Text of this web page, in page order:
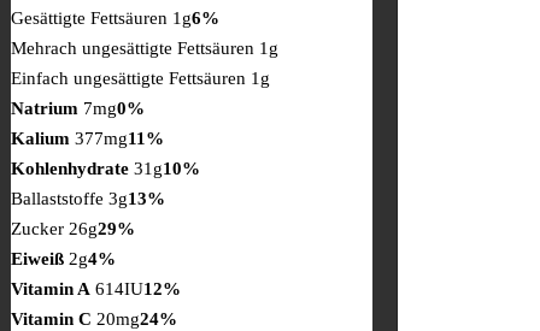
Gesättigte Fettsäuren 1g6%
Mehrach ungesättigte Fettsäuren 1g
Einfach ungesättigte Fettsäuren 1g
Natrium 7mg0%
Kalium 377mg11%
Kohlenhydrate 31g10%
Ballaststoffe 3g13%
Zucker 26g29%
Eiweiß 2g4%
Vitamin A 614IU12%
Vitamin C 20mg24%